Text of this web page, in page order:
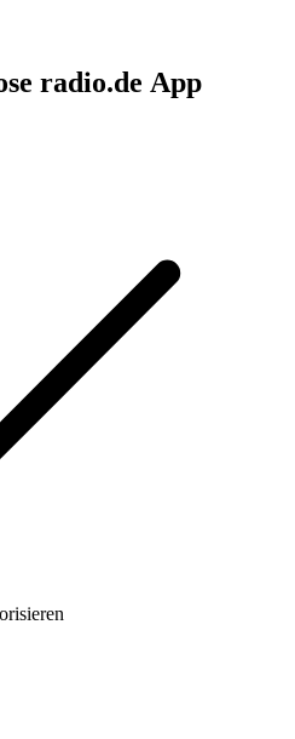
radio.de App